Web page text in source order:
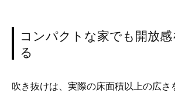
コンパクトな家でも開放感
る
吹き抜けは、実際の床面積以上の広さ